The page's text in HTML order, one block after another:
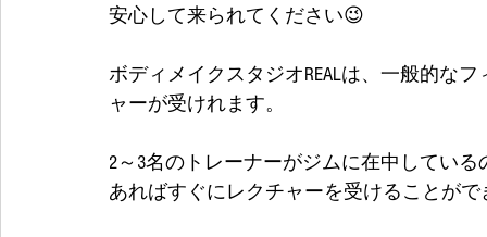
安心して来られてください😉
ボディメイクスタジオREALは、一般的な
ャーが受けれます。
2～3名のトレーナーがジムに在中してい
あればすぐにレクチャーを受けることがで